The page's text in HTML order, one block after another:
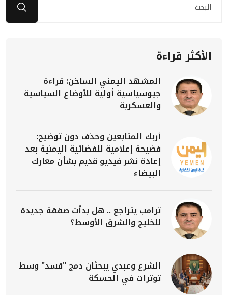
الأكثر قراءة
المشهد اليمني الساخن: قراءة
جيوسياسية أولية للأوضاع السياسية
والعسكرية
أربك المتابعين وحذف دون توضيح:
فضيحة إعلامية للفضائية اليمنية بعد
إعادة نشر فيديو قديم بشأن معارك
البيضاء
ترامب يتراجع .. هل بدأت صفقة جديدة
للخليج والشرق الأوسط؟
الشرع وعبدي يبحثان دمج "قسد" وسط
توترات في الحسكة